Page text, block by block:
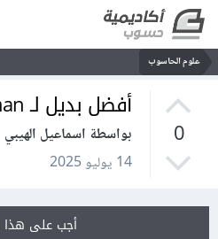
علوم الحاسوب
0
أفضل بديل لـ Postman في 2025؟
بواسطة اسماعيل الهيبي
14 يوليو 2025
أجب على هذا